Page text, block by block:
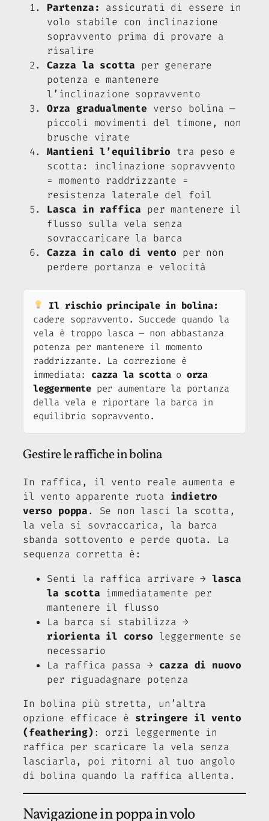
Partenza:
assicurati di essere in
volo stabile con inclinazione
sopravvento prima di provare a
risalire
Cazza la scotta per generare
potenza e mantenere
l’inclinazione sopravvento
Orza gradualmente verso bolina —
piccoli movimenti del timone, non
brusche virate
Mantieni l’equilibrio tra peso e
scotta: inclinazione sopravvento
= momento raddrizzante =
resistenza laterale del foil
Lasca in raffica per mantenere il
flusso sulla vela senza
sovraccaricare la barca
Cazza in calo di vento per non
perdere portanza e velocità
Il rischio principale in bolina:
cadere sopravvento. Succede quando la
vela è troppo lasca — non abbastanza
potenza per mantenere il momento
raddrizzante. La correzione è
immediata: cazza la scottao orza
leggermente per aumentare la portanza
della vela e riportare la barca in
equilibrio sopravvento.
Gestire le raffiche in bolina
In raffica, il vento reale aumenta e
il vento apparente ruota indietro
verso poppa. Se non lasci la scotta,
la vela si sovraccarica, la barca
sbanda sottovento e perde quota. La
sequenza corretta è:
Senti la raffica arrivare → lasca
la scotta immediatamente per
mantenere il flusso
La barca si stabilizza →
riorienta il corso leggermente se
necessario
La raffica passa → cazza di nuovo
per riguadagnare potenza
In bolina più stretta, un’altra
opzione efficace è stringere il vento
(feathering) : orzi leggermente in
raffica per scaricare la vela senza
lasciarla, poi ritorni al tuo angolo
di bolina quando la raffica allenta.
Navigazione in poppa in volo